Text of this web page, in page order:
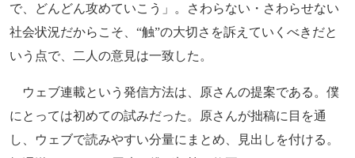
で、どんどん攻めていこう」。さわらない・さわらせない
社会状況だからこそ、“触”の大切さを訴えていくべきだと
いう点で、二人の意見は一致した。
ウェブ連載という発信方法は、原さんの提案である。僕
にとっては初めての試みだった。原さんが拙稿に目を通
し、ウェブで読みやすい分量にまとめ、見出しを付ける。